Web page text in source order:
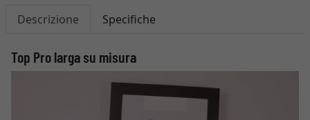
Descrizione Specifiche
Top Pro larga su misura